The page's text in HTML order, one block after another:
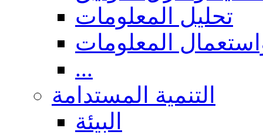
تحليل المعلومات
المعلومات
...
التنمية المستدامة
البيئة